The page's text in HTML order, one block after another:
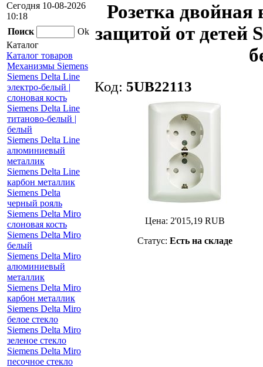
Сегодня 10-08-2026
10:18
Поиск
Ok
Каталог
Каталог товаров
Механизмы Siemens
Siemens Delta Line
электро-белый |
слоновая кость
Siemens Delta Line
титаново-белый |
белый
Siemens Delta Line
алюминиевый
металлик
Siemens Delta Line
карбон металлик
Siemens Delta
черный рояль
Siemens Delta Miro
слоновая кость
Siemens Delta Miro
белый
Siemens Delta Miro
алюминиевый
металлик
Siemens Delta Miro
карбон металлик
Siemens Delta Miro
белое стекло
Siemens Delta Miro
зеленое стекло
Siemens Delta Miro
песочное стекло
Розетка двойная
защитой от детей
Код: 5UB22113
Цена: 2'015,19RUB
Статус: Есть на складе